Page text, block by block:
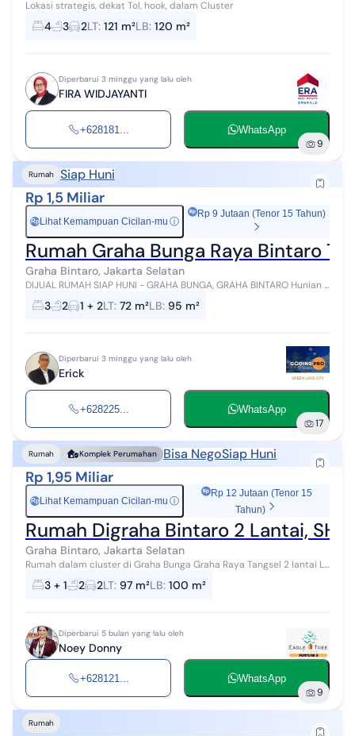
Lokasi strategis, dekat Tol, hook, dalam Cluster
4 3 2LT: 121 m²LB: 120 m²
Diperbarui 3 minggu yang lalu oleh
FIRA WIDJAYANTI
+628181... WhatsApp
9
Rumah Siap Huni
Rp 1,5 Miliar
Rp Lihat Kemampuan Cicilan-mu ⓘ
Rp 9 Jutaan (Tenor 15 Tahun)
Rumah Graha Bunga Raya Bintaro
Graha Bintaro, Jakarta Selatan
DIJUAL RUMAH SIAP HUNI - GRAHA BUNGA, GRAHA BINTARO Hunian 2
lantai nyaman, lengkap, dan siap langsung ditempati - LT 72 m² | LB
95 m² - 3 Kama...
3 2 1 + 2LT: 72 m²LB: 95 m²
Diperbarui 3 minggu yang lalu oleh
Erick
+628225... WhatsApp
17
Rumah Komplek Perumahan Bisa NegoSiap Huni
Rp 1,95 Miliar
Rp Lihat Kemampuan Cicilan-mu ⓘ
Rp 12 Jutaan (Tenor 15
Tahun)
Rumah Digraha Bintaro 2 Lantai,
Graha Bintaro, Jakarta Selatan
Rumah dalam cluster di Graha Bunga Graha Raya Tangsel 2 lantai LT
97 m2 LB 100 m2 Km tidur 3 + 1 Km mandi 3 Listrik 2200 watt
Gudang SHM Air PAM...
3 + 1 2 2LT: 97 m²LB: 100 m²
Diperbarui 5 bulan yang lalu oleh
Noey Donny
+628121... WhatsApp
9
Rumah